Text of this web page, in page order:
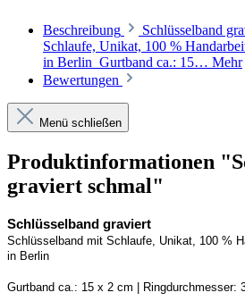
Beschreibung
Schlüsselband
Schlaufe, Unikat, 100 %
in Berlin Gurtband ca.: 15… Mehr
Bewertungen
Menü schließen
Produktinformationen
graviert schmal"
Schlüsselband graviert
Schlüsselband mit Schlaufe, Unikat, 100 %
in Berlin
Gurtband ca.: 15 x 2 cm | Ringdurchmesser: